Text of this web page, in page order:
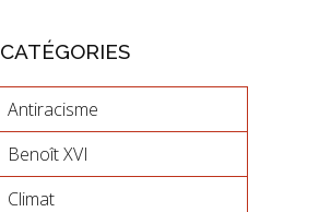
CATÉGORIES
Antiracisme
Benoît XVI
Climat